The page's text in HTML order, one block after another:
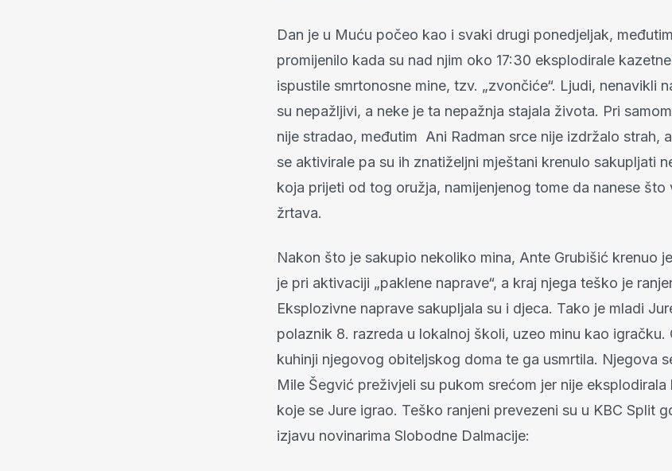
Dan je u Muću počeo kao i svaki drugi ponedjeljak,
promijenilo kada su nad njim oko 17:30 eksplodirale
ispustile smrtonosne mine, tzv. „zvončiće“. Ljudi, nenavikli
su nepažljivi, a neke je ta nepažnja stajala života. Pri
nije stradao, međutim Ani Radman srce nije izdržalo strah,
se aktivirale pa su ih znatiželjni mještani krenulo sakupljati
koja prijeti od tog oružja, namijenjenog tome da nanese što
žrtava.
Nakon što je sakupio nekoliko mina, Ante Grubišić krenuo
je pri aktivaciji „paklene naprave“, a kraj njega teško je
Eksplozivne naprave sakupljala su i djeca. Tako je mladi
polaznik 8. razreda u lokalnoj školi, uzeo minu kao igračku.
kuhinji njegovog obiteljskog doma te ga usmrtila. Njegova
Mile Šegvić preživjeli su pukom srećom jer nije eksplodirala
koje se Jure igrao. Teško ranjeni prevezeni su u KBC Split
izjavu novinarima Slobodne Dalmacije: